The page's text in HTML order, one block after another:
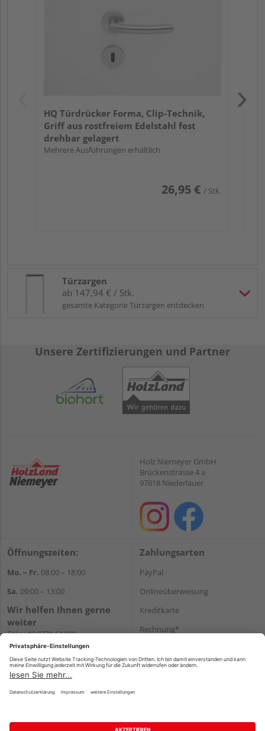
HQ Türdrücker Forma, Clip-Technik,
Griff aus rostfreiem Edelstahl fest
drehbar gelagert
Mehrere Ausführungen erhältlich
26,95 € / Stk.
Türzargen
ab 147,94 € / Stk.
gesamte Kategorie Türzargen entdecken
Unsere Zertifizierungen und Partner
Holz Niemeyer GmbH
Brückenstrasse 4 a
97618 Niederlauer
Öffnungszeiten:
Mo. – Fr. 08:00 – 18:00
Sa. 09:00 – 13:00
Wir helfen Ihnen gerne
weiter
Tel.:+49 9771 61880
E-Mail:info@holzland-
niemeyer.de
Zahlungsarten
PayPal
Onlineüberweisung
Kreditkarte
Rechnung*
Versand
Impressum AGB Widerruf Datenschutz